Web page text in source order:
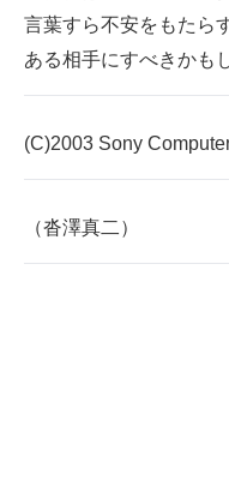
言葉すら不安をもたら
ある相手にすべきかも
(C)2003 Sony
（沓澤真二）